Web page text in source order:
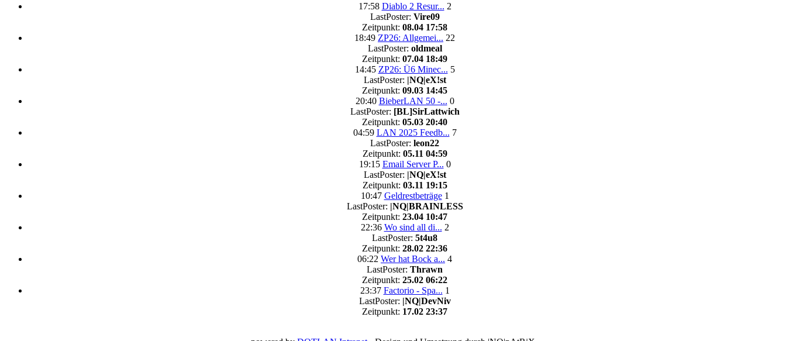
17:58 Diablo 2 Resur... 2
LastPoster: Vire09
Zeitpunkt: 08.04 17:58
18:49 ZP26: Allgemei... 22
LastPoster: oldmeal
Zeitpunkt: 07.04 18:49
14:45 ZP26: Ü6 Minec... 5
LastPoster: |NQ|eX!st
Zeitpunkt: 09.03 14:45
20:40 BieberLAN 50 -... 0
LastPoster: [BL]SirLattwich
Zeitpunkt: 05.03 20:40
04:59 LAN 2025 Feedb... 7
LastPoster: leon22
Zeitpunkt: 05.11 04:59
19:15 Email Server P... 0
LastPoster: |NQ|eX!st
Zeitpunkt: 03.11 19:15
10:47 Geldrestbeträge 1
LastPoster: |NQ|BRAINLESS
Zeitpunkt: 23.04 10:47
22:36 Wo sind all di... 2
LastPoster: 5t4u8
Zeitpunkt: 28.02 22:36
06:22 Wer hat Bock a... 4
LastPoster: Thrawn
Zeitpunkt: 25.02 06:22
23:37 Factorio - Spa... 1
LastPoster: |NQ|DevNiv
Zeitpunkt: 17.02 23:37